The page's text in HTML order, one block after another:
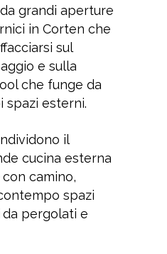
grandi aperture
in Corten che
sul
e sulla
che funge da
spazi esterni.
il
cucina esterna
camino,
spazi
pergolati e